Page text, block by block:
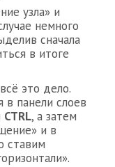
узла» и
немного
сначала
в итоге
это дело.
в панели слоев
CTRL, а затем
и в
ставим